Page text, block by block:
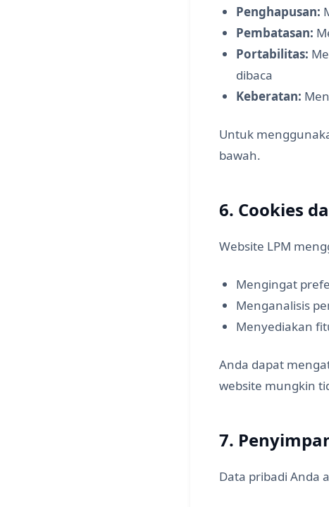
Penghapusan:
Pembatasan:
Portabilitas:
dibaca
Keberatan:
Untuk
bawah.
6. Cookies
Website LPM
Mengingat
Menganalisis
Menyediakan
Anda dapat
website mungkin
7.
Data pribadi Anda